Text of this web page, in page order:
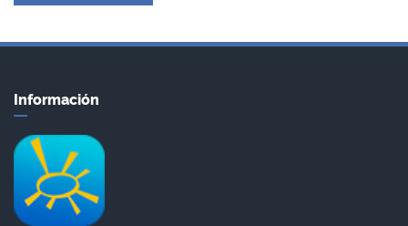
Información